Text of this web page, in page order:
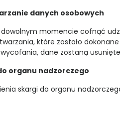
danych osobowych
momencie cofnąć
które zostało
dane zostaną
organu nadzorczego
skargi do organu